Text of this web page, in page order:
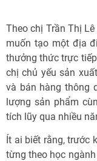
Theo chị Trần Thị
muốn tạo một địa
thưởng thức trực
chị chủ yếu sản
và bán hàng thông
lượng sản phẩm
tích lũy qua nhiều
Ít ai biết rằng, trước
từng theo học